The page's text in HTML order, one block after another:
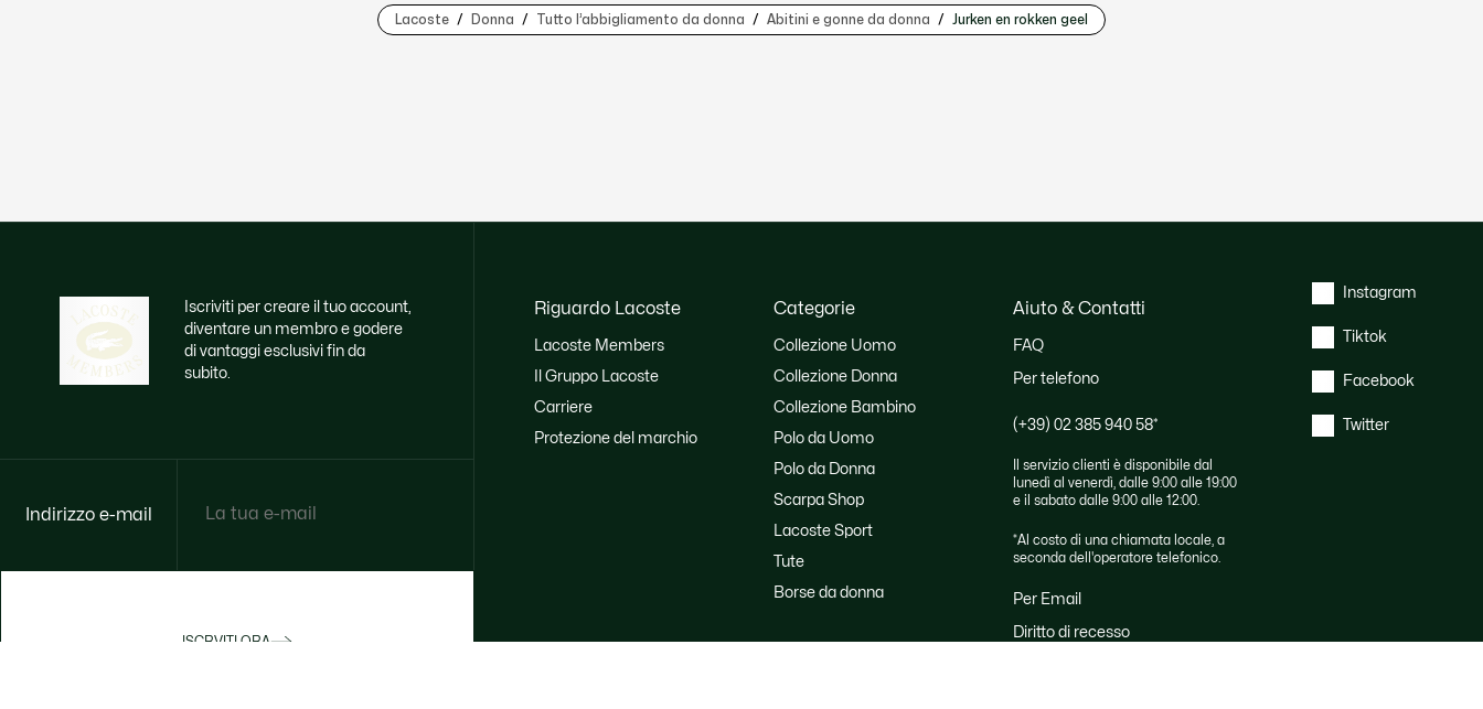
Lacoste Donna Tutto l’abbigliamento da donna Abitini e gonne da donna Jurken en rokken geel
Iscriviti per creare il tuo account,
diventare un membro e godere
di vantaggi esclusivi fin da
subito.
Indirizzo e-mail
ISCRVITI ORA
Riguardo Lacoste
Lacoste Members
Il Gruppo Lacoste
Carriere
Protezione del marchio
Categorie
Collezione Uomo
Collezione Donna
Collezione Bambino
Polo da Uomo
Polo da Donna
Scarpa Shop
Lacoste Sport
Tute
Borse da donna
Aiuto & Contatti
FAQ
Per telefono
(+39) 02 385 940 58*
Il servizio clienti è disponibile dal
lunedì al venerdì, dalle 9:00 alle 19:00
e il sabato dalle 9:00 alle 12:00.
*Al costo di una chiamata locale, a
seconda dell'operatore telefonico.
Per Email
Diritto di recesso
Instagram
Tiktok
Facebook
Twitter